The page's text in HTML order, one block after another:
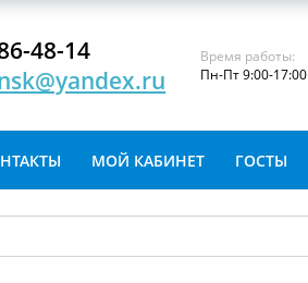
48-14
Время работы:
Пн-Пт 9:00-17:00
МОЙ КАБИНЕТ ГОСТЫ